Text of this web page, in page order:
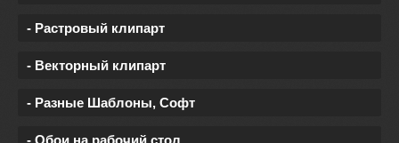
- Растровый клипарт
- Векторный клипарт
- Разные Шаблоны, Софт